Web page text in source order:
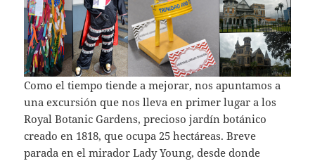
Como el tiempo tiende a mejorar, nos apuntamos a
una excursión que nos lleva en primer lugar a los
Royal Botanic Gardens, precioso jardín botánico
creado en 1818, que ocupa 25 hectáreas. Breve
parada en el mirador Lady Young, desde donde